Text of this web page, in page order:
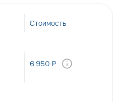
Стоимость
6 950 ₽